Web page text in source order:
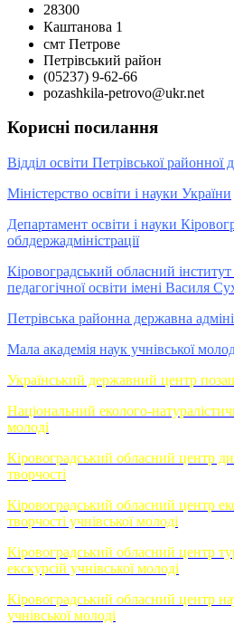
28300
Каштанова 1
смт Петрове
Петрівський район
(05237) 9-62-66
pozashkila-petrovo@ukr.net
Корисні посилання
Відділ освіти Петрівської районної
Міністерство освіти і науки України
Департамент освіти і науки
облдержадміністрації
Кіровоградський обласний
педагогічної освіти імені Василя
Петрівська районна державна
Мала академія наук учнівської
Український державний центр
Національний еколого-
молоді
Кіровоградський обласний центр
творчості
Кіровоградський обласний центр
творчості учнівської молоді
Кіровоградський обласний центр
екскурсій учнівської молоді
Кіровоградський обласний центр
учнівської молоді